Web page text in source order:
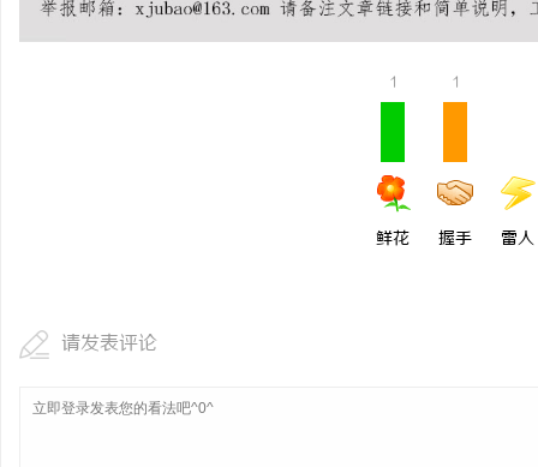
1
鲜花
1
握手 雷人
请发表评论